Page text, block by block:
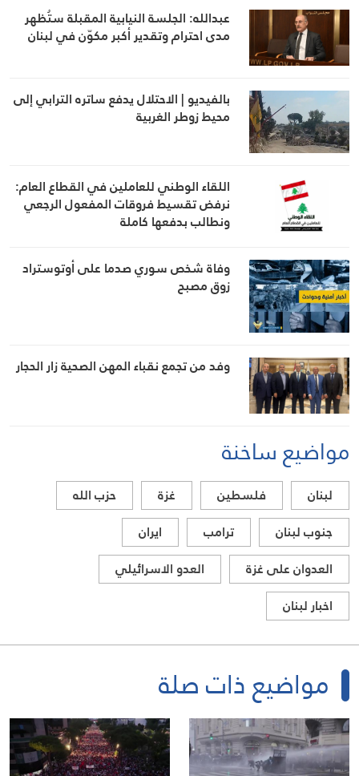
عبدالله: الجلسة النيابية المقبلة ستُظهر
مدى احترام وتقدير أكبر مكوّن في لبنان
بالفيديو | الاحتلال يدفع ساتره الترابي إلى
محيط زوطر الغربية
اللقاء الوطني للعاملين في القطاع العام:
نرفض تقسيط فروقات المفعول الرجعي
ونطالب بدفعها كاملة
وفاة شخص سوري صدما على أوتوستراد
زوق مصبح
وفد من تجمع نقباء المهن الصحية زار الحجار
مواضيع ساخنة
لبنان فلسطين غزة
حزب الله
جنوب لبنان
ترامب
ايران
العدوان على غزة
العدو الاسرائيلي
اخبار لبنان
مواضيع ذات صلة